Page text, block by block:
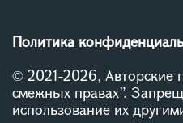
Политика
© 2021-2026, Авторские
смежных правах”.
использование их